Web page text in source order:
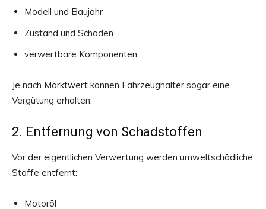
Modell und Baujahr
Zustand und Schäden
verwertbare Komponenten
Je nach Marktwert können Fahrzeughalter sogar eine
Vergütung erhalten.
2. Entfernung von Schadstoffen
Vor der eigentlichen Verwertung werden umweltschädliche
Stoffe entfernt:
Motoröl